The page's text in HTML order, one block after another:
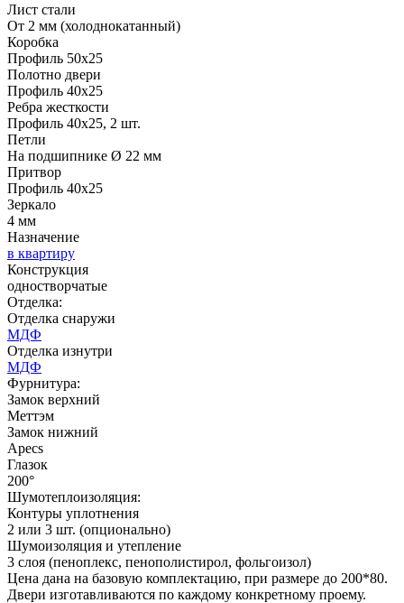
Д-36 46 30
Д-36 С
C53
C55
C57
Лист стали
От 2 мм (холоднокатанный)
Коробка
Профиль 50х25
Полотно двери
Профиль 40х25
Ребра жесткости
Профиль 40х25, 2 шт.
Петли
На подшипнике Ø 22 мм
Притвор
Профиль 40х25
Зеркало
4 мм
Назначение
в квартиру
Конструкция
одностворчатые
Отделка:
Отделка снаружи
МДФ
Отделка изнутри
МДФ
Фурнитура:
Замок верхний
Меттэм
Замок нижний
Apecs
Глазок
200°
Шумотеплоизоляция:
Контуры уплотнения
2 или 3 шт. (опционально)
Шумоизоляция и утепление
3 слоя (пеноплекс, пенополистирол, фольгоизол)
Цена дана на базовую комплектацию, при размере до 200*80.
Двери изготавливаются по каждому конкретному проему.